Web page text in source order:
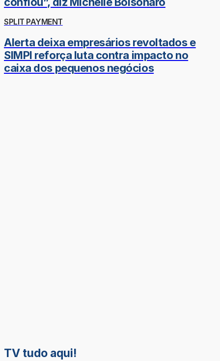
SPLIT PAYMENT
Alerta deixa empresários revoltados e
SIMPI reforça luta contra impacto no
caixa dos pequenos negócios
TV tudo aqui!